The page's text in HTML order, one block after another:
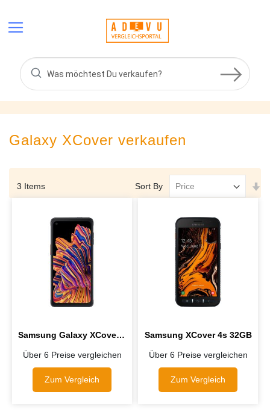
Galaxy XCover verkaufen
3 Items Sort By
Samsung Galaxy XCover Pro Dual-SIM 64GB
Über 6 Preise vergleichen
Zum Vergleich
Samsung XCover 4s 32GB
Über 6 Preise vergleichen
Zum Vergleich